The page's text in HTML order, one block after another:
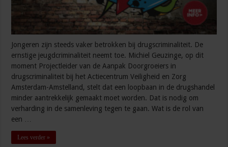
Jongeren zijn steeds vaker betrokken bij drugscriminaliteit. De
ernstige jeugdcriminaliteit neemt toe. Michiel Geuzinge, op dit
moment Projectleider van de Aanpak Doorgroeiers in
drugscriminaliteit bij het Actiecentrum Veiligheid en Zorg
Amsterdam-Amstelland, stelt dat een loopbaan in de drugshandel
minder aantrekkelijk gemaakt moet worden. Dat is nodig om
verharding in de samenleving tegen te gaan. Wat is de rol van
een …
Lees verder »